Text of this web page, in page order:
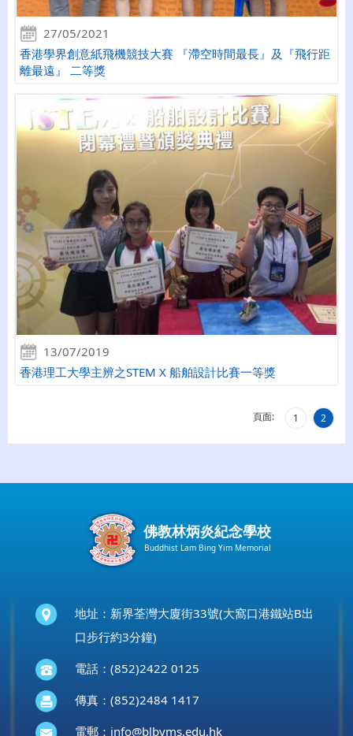
27/05/2021
香港學界創意紙飛機競技大賽 『滯空時間最長』及『飛行距
離最遠』 二等獎
13/07/2019
香港理工大學主辨之STEM X 船舶設計比賽一等獎
頁面: 1 2
佛教林炳炎紀念學校
Buddhist Lam Bing Yim Memorial
地址：新界荃灣大廈街33號(大窩口港鐵站B出
口步行約3分鐘)
電話：(852)2422 0125
傳真：(852)2484 1417
電郵： info@blbyms.edu.hk